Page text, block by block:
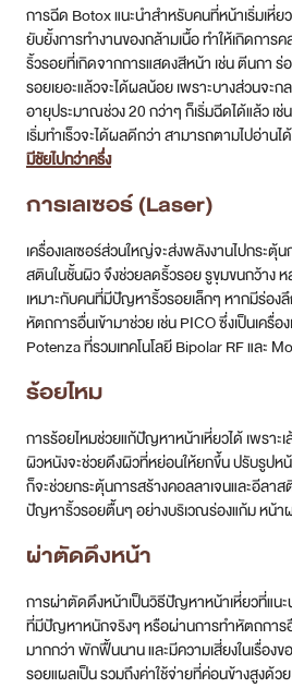
การฉีด Botox แนะนำสำหรับคนที่หน้าเริ่มเหี่ย
ยับยั้งการทำงานของกล้ามเนื้อ ทำให้เกิดการ
ริ้วรอยที่เกิดจากการแสดงสีหน้า เช่น ตีนกา
รอยเยอะแล้วจะได้ผลน้อย เพราะบางส่วนจะ
อายุประมาณช่วง 20 กว่าๆ ก็เริ่มฉีดได้แล้ว เ
เริ่มทำเร็วจะได้ผลดีกว่า สามารถตามไปอ่านไ
มีชัยไปกว่าครึ่ง
การเลเซอร์ (Laser)
เครื่องเลเซอร์ส่วนใหญ่จะส่งพลังงานไปกระตุ้
สตินในชั้นผิว จึงช่วยลดริ้วรอย รูขุมขนกว้าง ห
เหมาะกับคนที่มีปัญหาริ้วรอยเล็กๆ หากมีร่อง
หัตถการอื่นเข้ามาช่วย เช่น PICO ซึ่งเป็นเครื่
Potenza ที่รวมเทคโนโลยี Bipolar RF และ
ร้อยไหม
การร้อยไหมช่วยแก้ปัญหาหน้าเหี่ยวได้ เพราะเ
ผิวหนังจะช่วยดึงผิวที่หย่อนให้ยกขึ้น ปรับรูปห
ก็จะช่วยกระตุ้นการสร้างคอลลาเจนและอีลา
ปัญหาริ้วรอยตื้นๆ อย่างบริเวณร่องแก้ม หน้า
ผ่าตัดดึงหน้า
การผ่าตัดดึงหน้าเป็นวิธีปัญหาหน้าเหี่ยวที่แน
ที่มีปัญหาหนักจริงๆ หรือผ่านการทำหัตถการ
มากกว่า พักฟื้นนาน และมีความเสี่ยงในเรื่อง
รอยแผลเป็น รวมถึงค่าใช้จ่ายที่ค่อนข้างสูงด้วย